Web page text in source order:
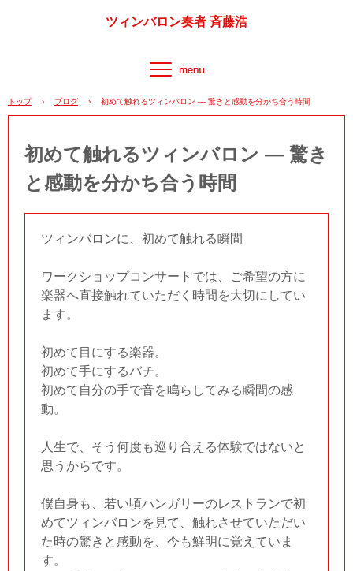
ツィンバロン奏者 斉藤浩
トップ › ブログ › 初めて触れるツィンバロン ― 驚きと感動を分かち合う時間
初めて触れるツィンバロン ― 驚き
と感動を分かち合う時間
ツィンバロンに、初めて触れる瞬間
ワークショップコンサートでは、ご希望の方に
楽器へ直接触れていただく時間を大切にしてい
ます。
初めて目にする楽器。
初めて手にするバチ。
初めて自分の手で音を鳴らしてみる瞬間の感
動。
人生で、そう何度も巡り合える体験ではないと
思うからです。
僕自身も、若い頃ハンガリーのレストランで初
めてツィンバロンを見て、触れさせていただい
た時の驚きと感動を、今も鮮明に覚えていま
す。